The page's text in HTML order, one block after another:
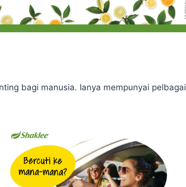
bagi manusia. Ianya mempunyai pelbagai